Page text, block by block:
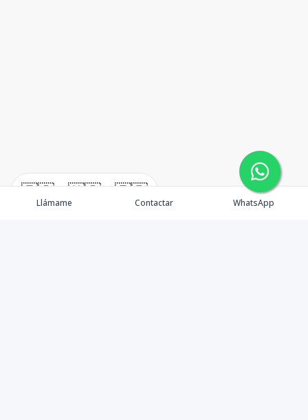
🇪🇸 🇺🇸 🇫🇷
Llámame Contactar WhatsApp